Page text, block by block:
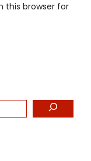
this browser for